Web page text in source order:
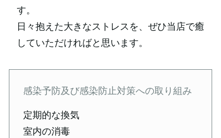
す。
日々抱えた大きなストレスを、ぜひ当店で癒
していただければと思います。
感染予防及び感染防止対策への取り組み
定期的な換気
室内の消毒